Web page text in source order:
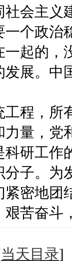
会主义
个政治
起的，
展。中
程，所
量，党
研工作
分子。
密地团
艰苦奋
当天目录